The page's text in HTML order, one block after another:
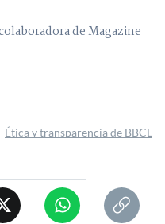
de Magazine
Ética y transparencia de BBCL